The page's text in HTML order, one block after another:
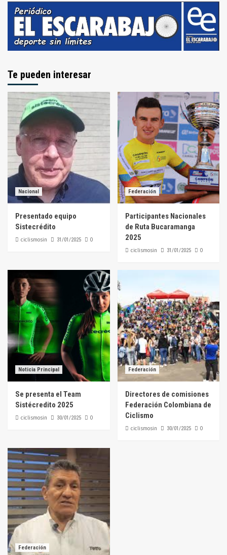
Te pueden interesar
Nacional
Presentado equipo
Sistecrédito
ciclismosin 31/01/2025 0
Federación
Participantes Nacionales
de Ruta Bucaramanga
2025
ciclismosin 31/01/2025 0
Noticia Principal
Se presenta el Team
Sistécredito 2025
ciclismosin 30/01/2025 0
Federación
Directores de comisiones
Federación Colombiana de
Ciclismo
ciclismosin 30/01/2025 0
Federación